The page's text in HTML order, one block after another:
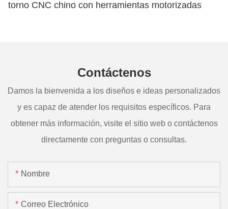
torno CNC chino con herramientas motorizadas
Contáctenos
Damos la bienvenida a los diseños e ideas personalizados
y es capaz de atender los requisitos específicos. Para
obtener más información, visite el sitio web o contáctenos
directamente con preguntas o consultas.
Nombre
Correo Electrónico